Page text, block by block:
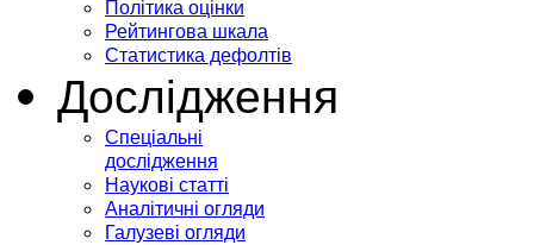
Політика оцінки
Рейтингова шкала
Статистика дефолтів
Дослідження
Спеціальні
дослідження
Наукові статті
Аналітичні огляди
Галузеві огляди